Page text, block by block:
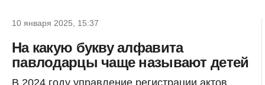
10 января 2025, 15:37
На какую букву алфавита
павлодарцы чаще называют детей
В 2024 году управление регистрации актов